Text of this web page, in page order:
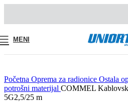
MENI
Početna Oprema za radionice Ostala
potrošni materijal COMMEL
5G2,5/25 m